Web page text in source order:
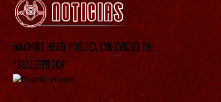
MACHINE HEAD PUBLICA LYRICVIDEO DE:
“BULLETPROOF”